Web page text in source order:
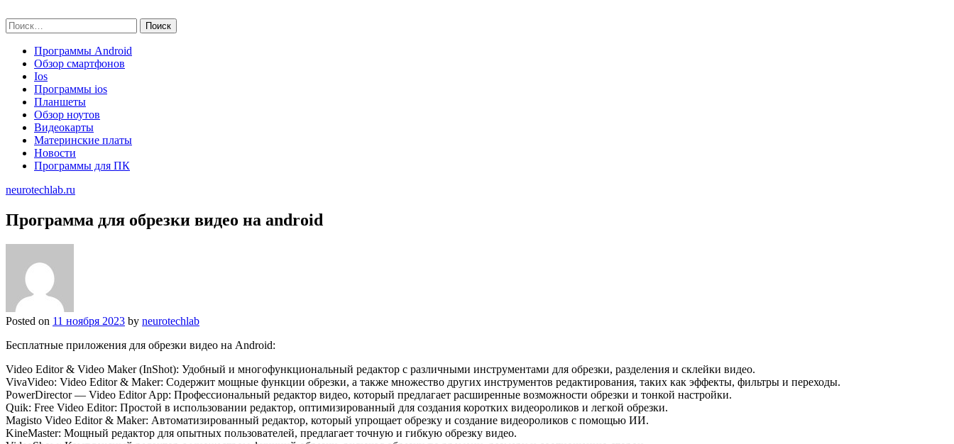
to
content
Найти:
Программы Android
Обзор смартфонов
Ios
Программы ios
Планшеты
Обзор ноутов
Видеокарты
Материнские платы
Новости
Программы для ПК
neurotechlab.ru
Программа для обрезки видео на android
Posted on 11 ноября 2023 by neurotechlab
Бесплатные приложения для обрезки видео на Android:
Video Editor & Video Maker (InShot): Удобный и многофункциональный редактор с различными инструментами для обрезки, разделения и склейки видео.
VivaVideo: Video Editor & Maker: Содержит мощные функции обрезки, а также множество других инструментов редактирования, таких как эффекты, фильтры и переходы.
PowerDirector — Video Editor App: Профессиональный редактор видео, который предлагает расширенные возможности обрезки и тонкой настройки.
Quik: Free Video Editor: Простой в использовании редактор, оптимизированный для создания коротких видеороликов и легкой обрезки.
Magisto Video Editor & Maker: Автоматизированный редактор, который упрощает обрезку и создание видеороликов с помощью ИИ.
KineMaster: Мощный редактор для опытных пользователей, предлагает точную и гибкую обрезку видео.